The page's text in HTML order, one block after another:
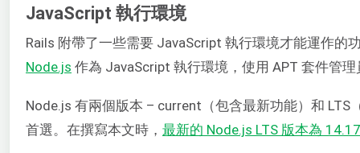
JavaScript 執行環境
Rails 附帶了一些需要 JavaScript 執行環境才能運作的
Node.js 作為 JavaScript 執行環境，使用 APT 套件管理
Node.js 有兩個版本 – current（包含最新功能）和 LTS
首選。在撰寫本文時， 最新的 Node.js LTS 版本為